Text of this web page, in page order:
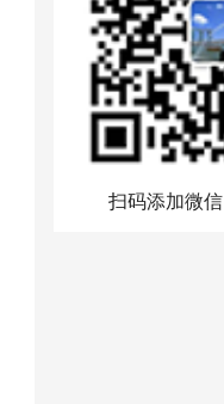
扫码添加微信